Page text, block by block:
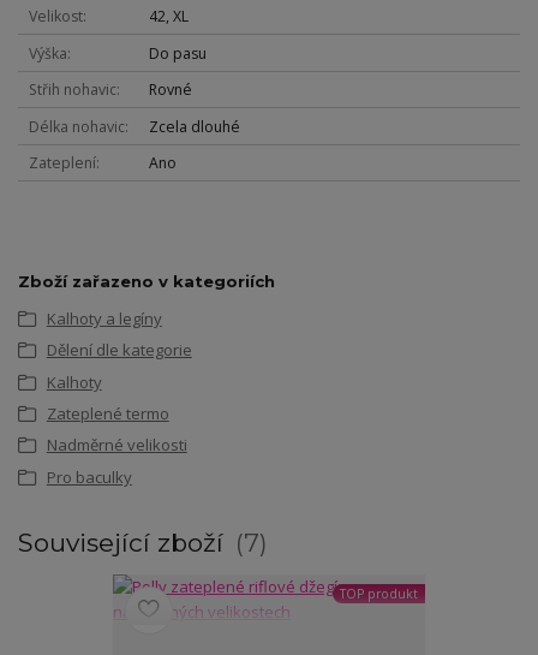
Velikost
42, XL
Výška
Do pasu
Střih nohavic
Rovné
Délka nohavic
Zcela dlouhé
Zateplení
Ano
Zboží zařazeno v kategoriích
Kalhoty a legíny
Dělení dle kategorie
Kalhoty
Zateplené termo
Nadměrné velikosti
Pro baculky
Související zboží 7
TOP produkt